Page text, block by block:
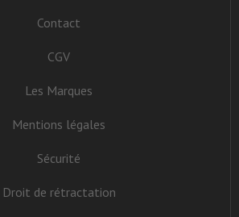
Contact
CGV
Les Marques
Mentions légales
Sécurité
Droit de rétractation